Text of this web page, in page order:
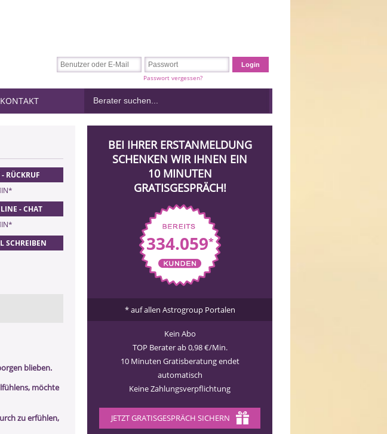
Passwort vergessen?
KONTAKT
BEI IHRER ERSTANMELDUNG
SCHENKEN WIR IHNEN EIN
10 MINUTEN
GRATISGESPRÄCH!
334.059*
* auf allen Astrogroup Portalen
Kein Abo
TOP Berater ab 0,98 €/Min.
10 Minuten Gratisberatung endet
automatisch
Keine Zahlungsverpflichtung
JETZT GRATISGESPRÄCH SICHERN
- RÜCKRUF
*
- CHAT
*
SCHREIBEN
blieben.
möchte
zu erfühlen,